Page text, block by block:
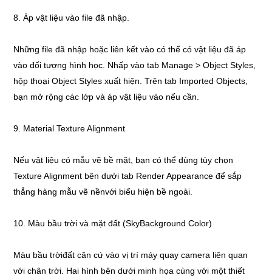
8. Áp vật liệu vào file đã nhập.
Những file đã nhập hoặc liên kết vào có thể có vật liệu đã áp
vào đối tượng hình học. Nhấp vào tab Manage > Object Styles,
hộp thoại Object Styles xuất hiện. Trên tab Imported Objects,
bạn mở rộng các lớp và áp vật liệu vào nếu cần.
9. Material Texture Alignment
Nếu vật liệu có mẫu vẽ bề mặt, bạn có thể dùng tùy chọn
Texture Alignment bên dưới tab Render Appearance để sắp
thẳng hàng mẫu vẽ nềnvới biểu hiện bề ngoài.
10. Màu bầu trời và mặt đất (SkyBackground Color)
Màu bầu trờiđất căn cứ vào vị trí máy quay camera liên quan
với chân trời. Hai hình bên dưới minh họa cùng với một thiết